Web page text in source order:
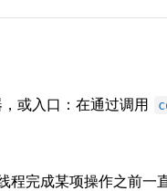
或入口：在通过调用
程完成某项操作之前一